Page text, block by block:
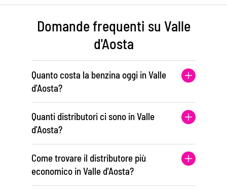
Domande frequenti su Valle
d'Aosta
Quanto costa la benzina oggi in Valle
d'Aosta?
Quanti distributori ci sono in Valle
d'Aosta?
Come trovare il distributore più
economico in Valle d'Aosta?